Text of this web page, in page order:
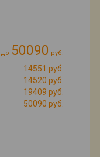
до 50090 руб.
14551 руб.
14520 руб.
19409 руб.
50090 руб.